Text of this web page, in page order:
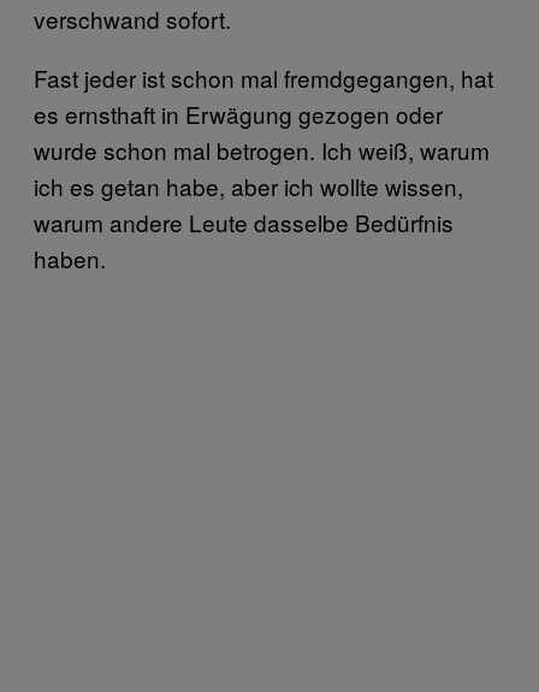
verschwand sofort.
Fast jeder ist schon mal fremdgegangen, hat
es ernsthaft in Erwägung gezogen oder
wurde schon mal betrogen. Ich weiß, warum
ich es getan habe, aber ich wollte wissen,
warum andere Leute dasselbe Bedürfnis
haben.